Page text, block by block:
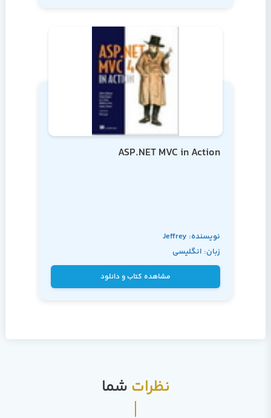
ASP.NET MVC in Action
نویسنده: Jeffrey
Palermo
زبان: انگلیسی
مشاهده کتاب و دانلود
نظرات شما